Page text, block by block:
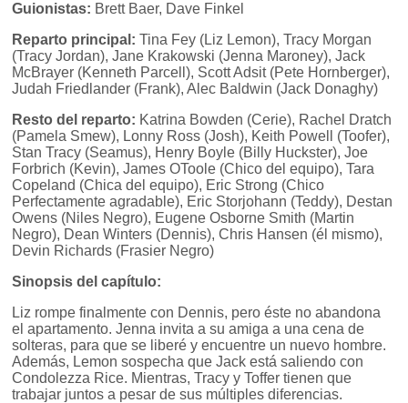
Guionistas: Brett Baer, Dave Finkel
Reparto principal: Tina Fey (Liz Lemon), Tracy Morgan
(Tracy Jordan), Jane Krakowski (Jenna Maroney), Jack
McBrayer (Kenneth Parcell), Scott Adsit (Pete Hornberger),
Judah Friedlander (Frank), Alec Baldwin (Jack Donaghy)
Resto del reparto: Katrina Bowden (Cerie), Rachel Dratch
(Pamela Smew), Lonny Ross (Josh), Keith Powell (Toofer),
Stan Tracy (Seamus), Henry Boyle (Billy Huckster), Joe
Forbrich (Kevin), James OToole (Chico del equipo), Tara
Copeland (Chica del equipo), Eric Strong (Chico
Perfectamente agradable), Eric Storjohann (Teddy), Destan
Owens (Niles Negro), Eugene Osborne Smith (Martin
Negro), Dean Winters (Dennis), Chris Hansen (él mismo),
Devin Richards (Frasier Negro)
Sinopsis del capítulo:
Liz rompe finalmente con Dennis, pero éste no abandona
el apartamento. Jenna invita a su amiga a una cena de
solteras, para que se liberé y encuentre un nuevo hombre.
Además, Lemon sospecha que Jack está saliendo con
Condolezza Rice. Mientras, Tracy y Toffer tienen que
trabajar juntos a pesar de sus múltiples diferencias.